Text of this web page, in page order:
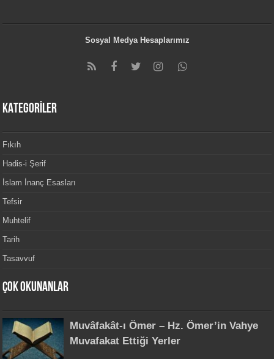
Sosyal Medya Hesaplarımız
KATEGORİLER
Fıkıh
Hadis-i Şerif
İslam İnanç Esasları
Tefsir
Muhtelif
Tarih
Tasavvuf
Çok Okunanlar
Muvâfakât-ı Ömer – Hz. Ömer’in Vahye
Muvafakat Ettiği Yerler